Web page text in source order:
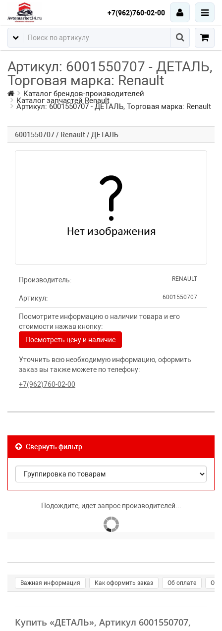
+7(962)760-02-00
Артикул: 6001550707 - ДЕТАЛЬ,
Торговая марка: Renault
Каталог брендов-производителей
Каталог запчастей Renault
Артикул: 6001550707 - ДЕТАЛЬ, Торговая марка: Renault
6001550707 / Renault / ДЕТАЛЬ
Производитель: RENAULT
Артикул: 6001550707
Посмотрите информацию о наличии товара и его
стоимости нажав кнопку:
Посмотреть цену и наличие
Уточнить всю необходимую информацию, оформить
заказ вы также можете по телефону:
+7(962)760-02-00
Свернуть фильтр
Подождите, идет запрос производителей...
Важная информация Как оформить заказ Об оплате О
Купить «ДЕТАЛЬ», Артикул 6001550707,